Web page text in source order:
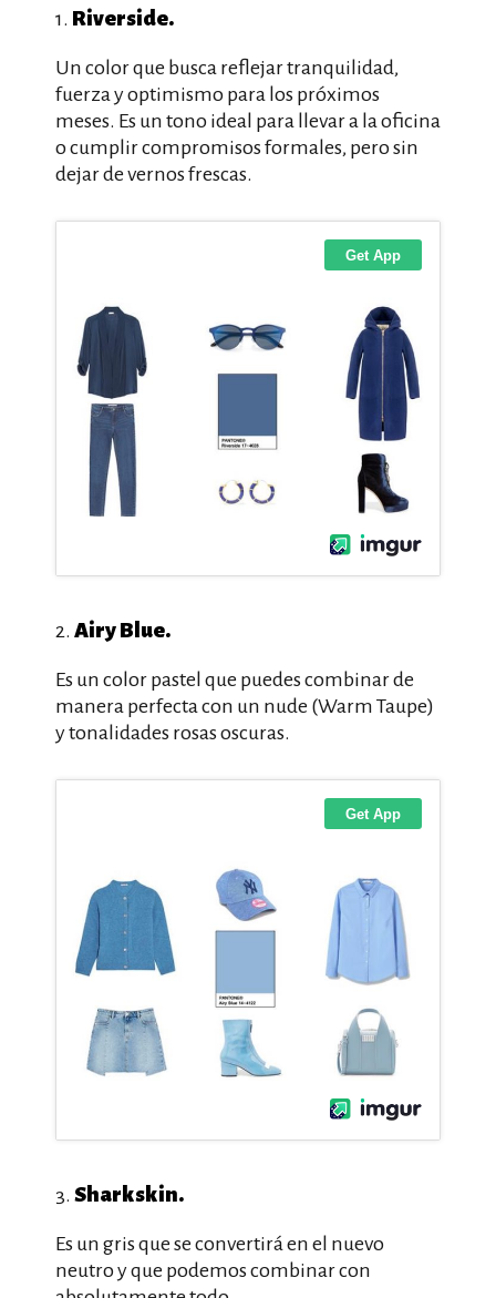
1. Riverside.
Un color que busca reflejar tranquilidad,
fuerza y optimismo para los próximos
meses. Es un tono ideal para llevar a la oficina
o cumplir compromisos formales, pero sin
dejar de vernos frescas.
2. Airy Blue.
Es un color pastel que puedes combinar de
manera perfecta con un nude (Warm Taupe)
y tonalidades rosas oscuras.
3. Sharkskin.
Es un gris que se convertirá en el nuevo
neutro y que podemos combinar con